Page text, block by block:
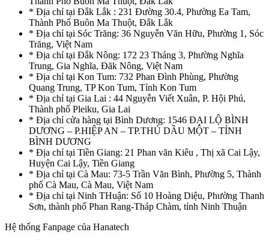
* Địa chỉ tại Đắk Lắk : 231 Đường 30.4, Phường Ea Tam,
Thành Phố Buôn Ma Thuột, Đắk Lắk
* Địa chỉ tại Sóc Trăng: 36 Nguyễn Văn Hữu, Phường 1, Sóc
Trăng, Việt Nam
* Địa chỉ tại Đắk Nông: 172 23 Tháng 3, Phường Nghĩa
Trung, Gia Nghĩa, Đăk Nông, Việt Nam
* Địa chỉ tại Kon Tum: 732 Phan Đình Phùng, Phường
Quang Trung, TP Kon Tum, Tỉnh Kon Tum
* Địa chỉ tại Gia Lai : 44 Nguyễn Viết Xuân, P. Hội Phú,
Thành phố Pleiku, Gia Lai
* Địa chỉ cửa hàng tại Bình Dương: 1546 ĐẠI LỘ BÌNH
DƯƠNG – P.HIỆP AN – TP.THỦ DẦU MỘT – TỈNH
BÌNH DƯƠNG
* Địa chỉ tại Tiền Giang: 21 Phan văn Kiêu , Thị xã Cai Lậy,
Huyện Cai Lậy, Tiền Giang
* Địa chỉ tại Cà Mau: 73-5 Trần Văn Bình, Phường 5, Thành
phố Cà Mau, Cà Mau, Việt Nam
* Địa chỉ tại Ninh THuận: Số 10 Hoàng Diệu, Phường Thanh
Sơn, thành phố Phan Rang-Tháp Chàm, tỉnh Ninh Thuận
Hệ thống Fanpage của Hanatech